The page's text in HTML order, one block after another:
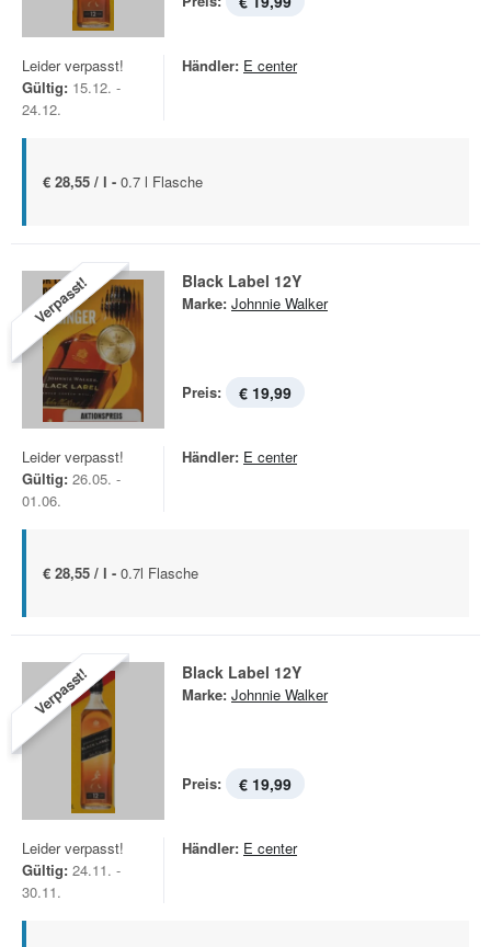
Leider verpasst!
Gültig: 15.12. -
24.12.
Händler: E center
€ 28,55 / l - 0.7 l Flasche
Verpasst! Black Label 12Y
Marke: Johnnie Walker
Preis: € 19,99
Leider verpasst!
Gültig: 26.05. -
01.06.
Händler: E center
€ 28,55 / l - 0.7l Flasche
Verpasst! Black Label 12Y
Marke: Johnnie Walker
Preis: € 19,99
Leider verpasst!
Gültig: 24.11. -
30.11.
Händler: E center